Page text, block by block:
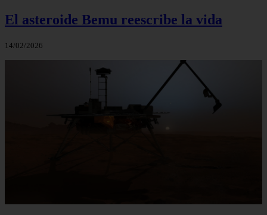
El asteroide Bemu reescribe la vida
14/02/2026